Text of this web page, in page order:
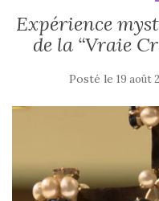
Expérience
de la “Vraie
Posté le 19 août